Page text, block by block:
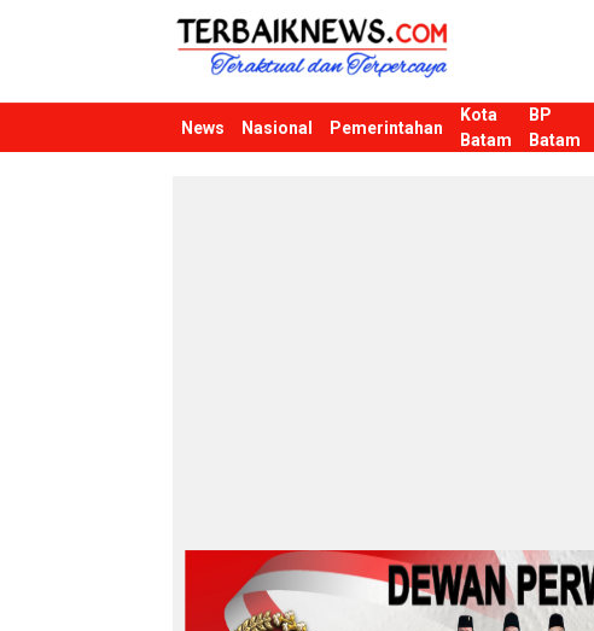
Terbaiknews
Teraktual dan Terpercaya
News Nasional Pemerintahan
Kota
Batam
BP
Batam